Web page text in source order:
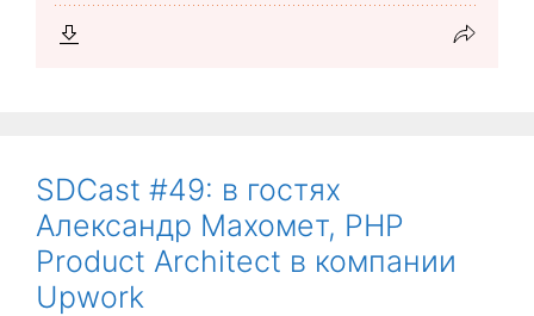
SDCast #49: в гостях
Александр Махомет, PHP
Product Architect в компании
Upwork